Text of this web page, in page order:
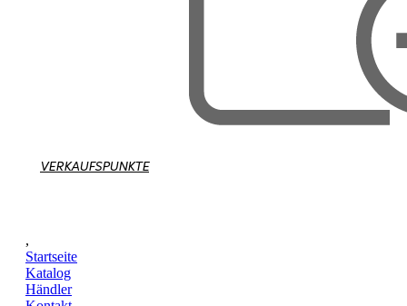
VERKAUFSPUNKTE
,
Startseite
Katalog
Händler